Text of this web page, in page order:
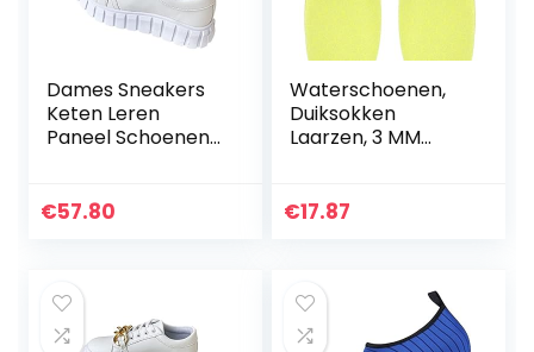
Dames Sneakers
Keten Leren
Paneel Schoenen
Dikke Zolen Mode
€57.80
Waterschoenen,
Duiksokken
Laarzen, 3 MM
Bescherming voor
€17.87